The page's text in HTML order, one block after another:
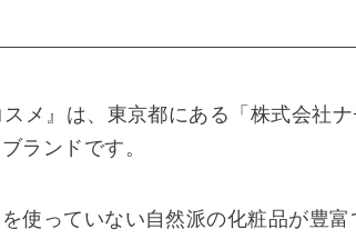
スメ』は、東京都にある「株式会社
ランドです。
使っていない自然派の化粧品が豊